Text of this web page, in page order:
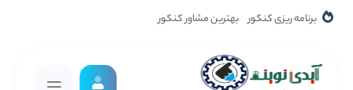
برنامه ریزی کنکور بهترین مشاور کنکور